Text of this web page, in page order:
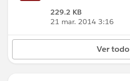
229.2 KB
21 mar. 2014 3:16
Ver todo